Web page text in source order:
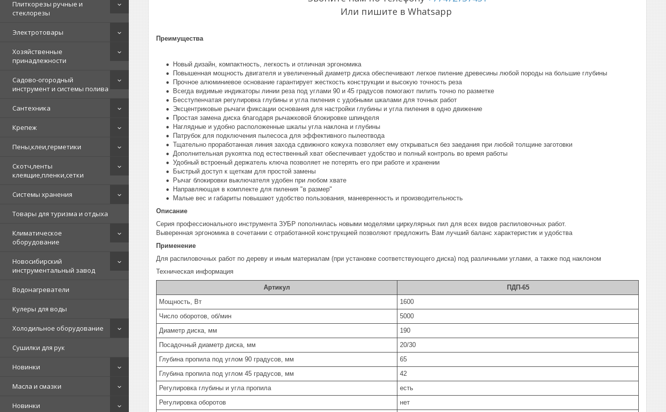
Плиткорезы ручные и
стеклорезы
Электротовары
Хозяйственные
принадлежности
Садово-огородный
инструмент и системы полива
Сантехника
Крепеж
Пены,клеи,герметики
Скотч,ленты
клеящие,пленки,сетки
Системы хранения
Товары для туризма и отдыха
Климатическое
оборудование
Новосибирский
инструментальный завод
Водонагреватели
Кулеры для воды
Холодильное оборудование
Сушилки для рук
Новинки
Масла и смазки
Новинки
Или пишите в Whatsapp
Преимущества
Новый дизайн, компактность, легкость и отличная эргономика
Повышенная мощность двигателя и увеличенный диаметр диска обеспечивают легкое пиление древесины любой породы на большие глубины
Прочное алюминиевое основание гарантирует жесткость конструкции и высокую точность реза
Всегда видимые индикаторы линии реза под углами 90 и 45 градусов помогают пилить точно по разметке
Бесступенчатая регулировка глубины и угла пиления с удобными шкалами для точных работ
Эксцентриковые рычаги фиксации основания для настройки глубины и угла пиления в одно движение
Простая замена диска благодаря рычажковой блокировке шпинделя
Наглядные и удобно расположенные шкалы угла наклона и глубины
Патрубок для подключения пылесоса для эффективного пылеотвода
Тщательно проработанная линия захода сдвижного кожуха позволяет ему открываться без заедания при любой толщине заготовки
Дополнительная рукоятка под естественный хват обеспечивает удобство и полный контроль во время работы
Удобный встроеный держатель ключа позволяет не потерять его при работе и хранении
Быстрый доступ к щеткам для простой замены
Рычаг блокировки выключателя удобен при любом хвате
Направляющая в комплекте для пиления "в размер"
Малые вес и габариты повышают удобство пользования, маневренность и производительность
Описание
Серия профессионального инструмента ЗУБР пополнилась новыми моделями циркулярных пил для всех видов распиловочных работ.
Выверенная эргономика в сочетании с отработанной конструкцией позволяют предложить Вам лучший баланс характеристик и удобства
Применение
Для распиловочных работ по дереву и иным материалам (при установке соответствующего диска) под различными углами, а также под наклоном
Техническая информация
Артикул
ПДП-65
Мощность, Вт
1600
Число оборотов, об/мин
5000
Диаметр диска, мм
190
Посадочный диаметр диска, мм
20/30
Глубина пропила под углом 90 градусов, мм
65
Глубина пропила под углом 45 градусов, мм
42
Регулировка глубины и угла пропила
есть
Регулировка оборотов
нет